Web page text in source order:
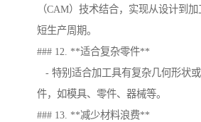
（CAM）技术结合，实现从设计到
短生产周期。
### 12. **适合复杂零件**
- 特别适合加工具有复杂几何形状
件，如模具、零件、器械等。
### 13. **减少材料浪费**